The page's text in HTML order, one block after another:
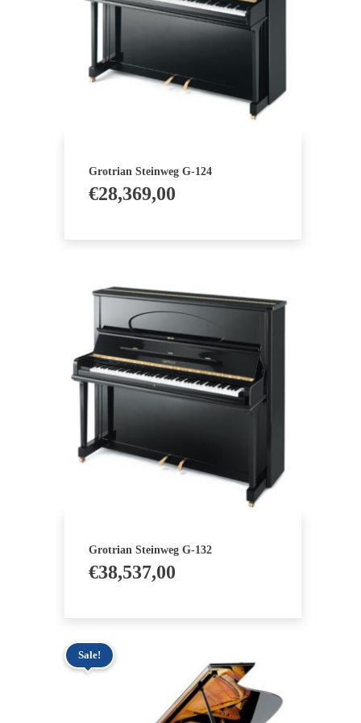
Grotrian Steinweg G-124
€28,369,00
Grotrian Steinweg G-132
€38,537,00
Sale!